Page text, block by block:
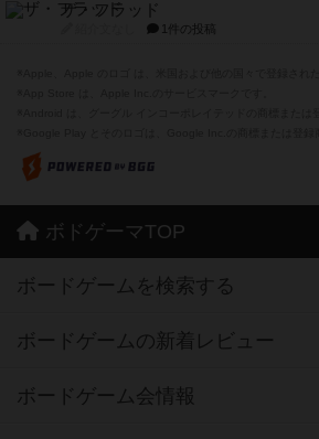
ザ・フラッド
1件の投稿
ボドゲーマTOP
ボードゲームを検索する
ボードゲームの新着レビュー
ボードゲーム会情報